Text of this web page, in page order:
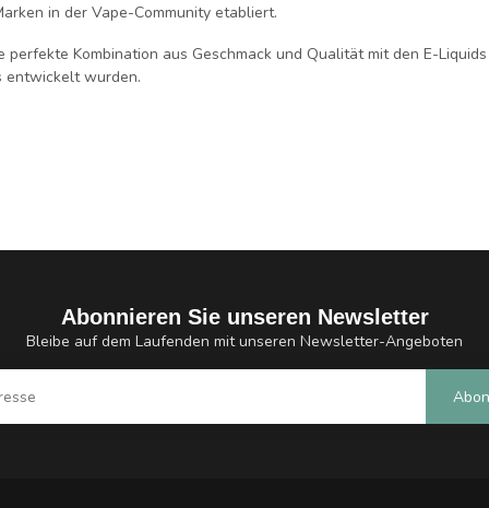
in der Vape-Community etabliert.
perfekte Kombination aus Geschmack und Qualitätmit den E-Liquids
entwickelt wurden.
Abonnieren Sie unseren Newsletter
Bleibe auf dem Laufenden mit unseren Newsletter-Angeboten